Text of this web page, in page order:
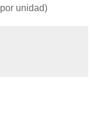
unidad)